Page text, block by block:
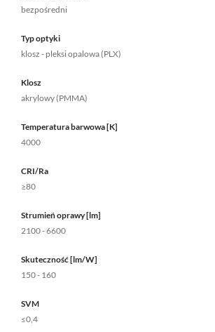
bezpośredni
Typ optyki
klosz - pleksi opalowa (PLX)
Klosz
akrylowy (PMMA)
Temperatura barwowa [K]
4000
CRI/Ra
≥80
Strumień oprawy [lm]
2100 - 6600
Skuteczność [lm/W]
150 - 160
SVM
≤0,4